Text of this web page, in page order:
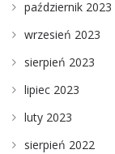
październik 2023
wrzesień 2023
sierpień 2023
lipiec 2023
luty 2023
sierpień 2022